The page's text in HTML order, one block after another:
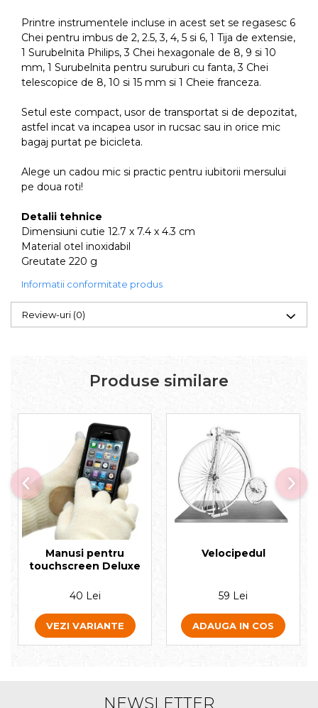
Printre instrumentele incluse in acest set se regasesc 6
Chei pentru imbus de 2, 2.5, 3, 4, 5 si 6, 1 Tija de extensie,
1 Surubelnita Philips, 3 Chei hexagonale de 8, 9 si 10
mm, 1 Surubelnita pentru suruburi cu fanta, 3 Chei
telescopice de 8, 10 si 15 mm si 1 Cheie franceza.
Setul este compact, usor de transportat si de depozitat,
astfel incat va incapea usor in rucsac sau in orice mic
bagaj purtat pe bicicleta.
Alege un cadou mic si practic pentru iubitorii mersului
pe doua roti!
Detalii tehnice
Dimensiuni cutie 12.7 x 7.4 x 4.3 cm
Material otel inoxidabil
Greutate 220 g
Informatii conformitate produs
Review-uri (0)
Produse similare
Manusi pentru
touchscreen Deluxe
40 Lei
VEZI VARIANTE
Velocipedul
59 Lei
ADAUGA IN COS
NEWSLETTER